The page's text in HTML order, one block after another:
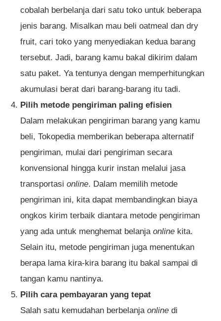
cobalah berbelanja dari satu toko untuk beberapa
jenis barang. Misalkan mau beli oatmeal dan dry
fruit, cari toko yang menyediakan kedua barang
tersebut. Jadi, barang kamu bakal dikirim dalam
satu paket. Ya tentunya dengan memperhitungkan
akumulasi berat dari barang-barang itu tadi.
Pilih metode pengiriman paling efisien
Dalam melakukan pengiriman barang yang kamu
beli, Tokopedia memberikan beberapa alternatif
pengiriman, mulai dari pengiriman secara
konvensional hingga kurir instan melalui jasa
transportasi online. Dalam memilih metode
pengiriman ini, kita dapat membandingkan biaya
ongkos kirim terbaik diantara metode pengiriman
yang ada untuk menghemat belanja online kita.
Selain itu, metode pengiriman juga menentukan
berapa lama kira-kira barang itu bakal sampai di
tangan kamu nantinya.
Pilih cara pembayaran yang tepat
Salah satu kemudahan berbelanja online di